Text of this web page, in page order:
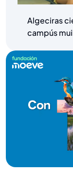
Algeciras
campús